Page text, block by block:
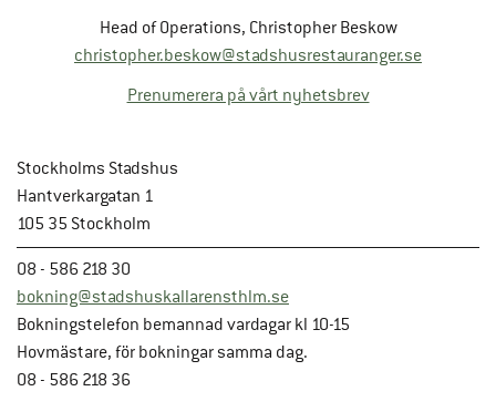
Head of Operations, Christopher Beskow
christopher.beskow@stadshusrestauranger.se
Prenumerera på vårt nyhetsbrev
Stockholms Stadshus
Hantverkargatan 1
105 35 Stockholm
08 - 586 218 30
bokning@stadshuskallarensthlm.se
Bokningstelefon bemannad vardagar kl 10-15
Hovmästare, för bokningar samma dag.
08 - 586 218 36